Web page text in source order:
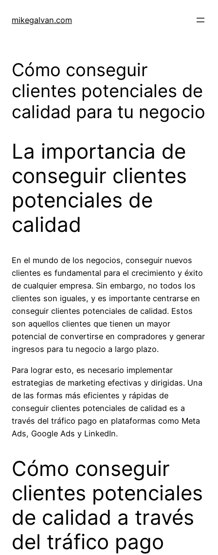
mikegalvan.com
Cómo conseguir
clientes potenciales de
calidad para tu negocio
La importancia de
conseguir clientes
potenciales de
calidad
En el mundo de los negocios, conseguir nuevos
clientes es fundamental para el crecimiento y éxito
de cualquier empresa. Sin embargo, no todos los
clientes son iguales, y es importante centrarse en
conseguir clientes potenciales de calidad. Estos
son aquellos clientes que tienen un mayor
potencial de convertirse en compradores y generar
ingresos para tu negocio a largo plazo.
Para lograr esto, es necesario implementar
estrategias de marketing efectivas y dirigidas. Una
de las formas más eficientes y rápidas de
conseguir clientes potenciales de calidad es a
través del tráfico pago en plataformas como Meta
Ads, Google Ads y LinkedIn.
Cómo conseguir
clientes potenciales
de calidad a través
del tráfico pago